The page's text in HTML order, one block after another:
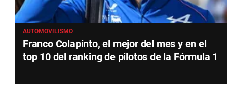
AUTOMOVILISMO
Franco Colapinto, el mejor del mes y en el
top 10 del ranking de pilotos de la Fórmula 1